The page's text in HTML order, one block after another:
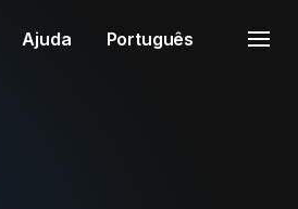
Ajuda Português